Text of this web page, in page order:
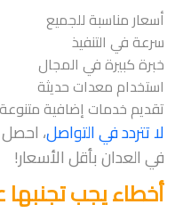
أسعار مناسبة للجميع
سرعة في التنفيذ
خبرة كبيرة في المجال
استخدام معدات حديثة
تقديم خدمات إضافية متنوعة
لا تتردد في التواصل،
في العدان بأقل الأسعار!
أخطاء يجب